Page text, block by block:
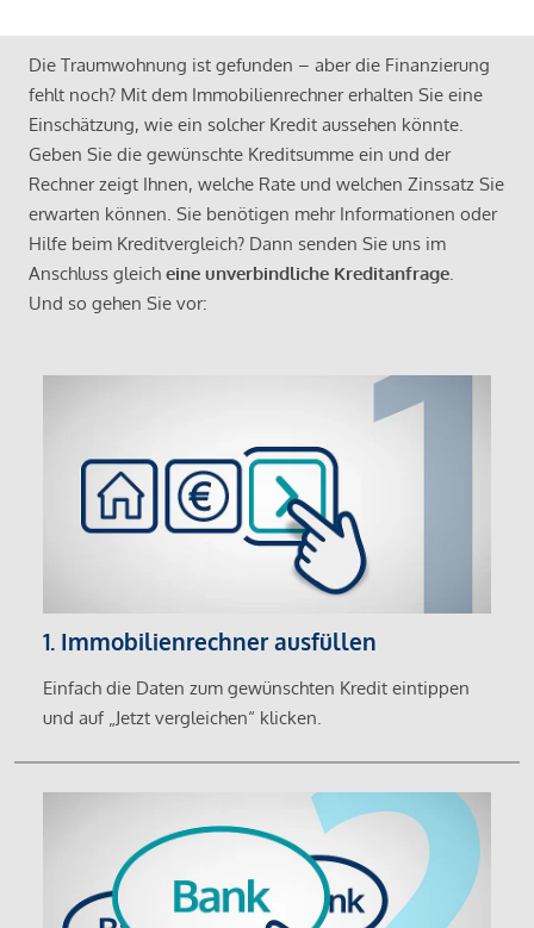
Die Traumwohnung ist gefunden – aber die Finanzierung
fehlt noch? Mit dem Immobilienrechner erhalten Sie eine
Einschätzung, wie ein solcher Kredit aussehen könnte.
Geben Sie die gewünschte Kreditsumme ein und der
Rechner zeigt Ihnen, welche Rate und welchen Zinssatz Sie
erwarten können. Sie benötigen mehr Informationen oder
Hilfe beim Kreditvergleich? Dann senden Sie uns im
Anschluss gleich eine unverbindliche Kreditanfrage.
Und so gehen Sie vor:
1. Immobilienrechner ausfüllen
Einfach die Daten zum gewünschten Kredit eintippen
und auf „Jetzt vergleichen“ klicken.